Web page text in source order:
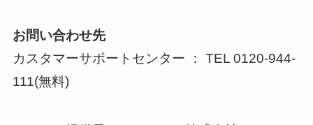
お問い合わせ先
カスタマーサポートセンター ： TEL 0120-944-
111(無料)